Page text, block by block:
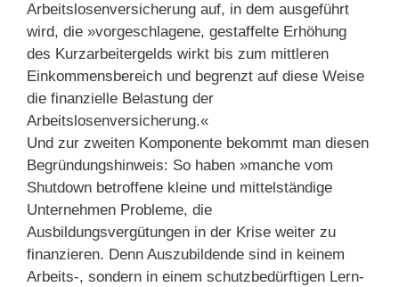
Arbeitslosenversicherung auf, in dem ausgeführt
wird, die »vorgeschlagene, gestaffelte Erhöhung
des Kurzarbeitergelds wirkt bis zum mittleren
Einkommensbereich und begrenzt auf diese Weise
die finanzielle Belastung der
Arbeitslosenversicherung.«
Und zur zweiten Komponente bekommt man diesen
Begründungshinweis: So haben »manche vom
Shutdown betroffene kleine und mittelständige
Unternehmen Probleme, die
Ausbildungsvergütungen in der Krise weiter zu
finanzieren. Denn Auszubildende sind in keinem
Arbeits-, sondern in einem schutzbedürftigen Lern-